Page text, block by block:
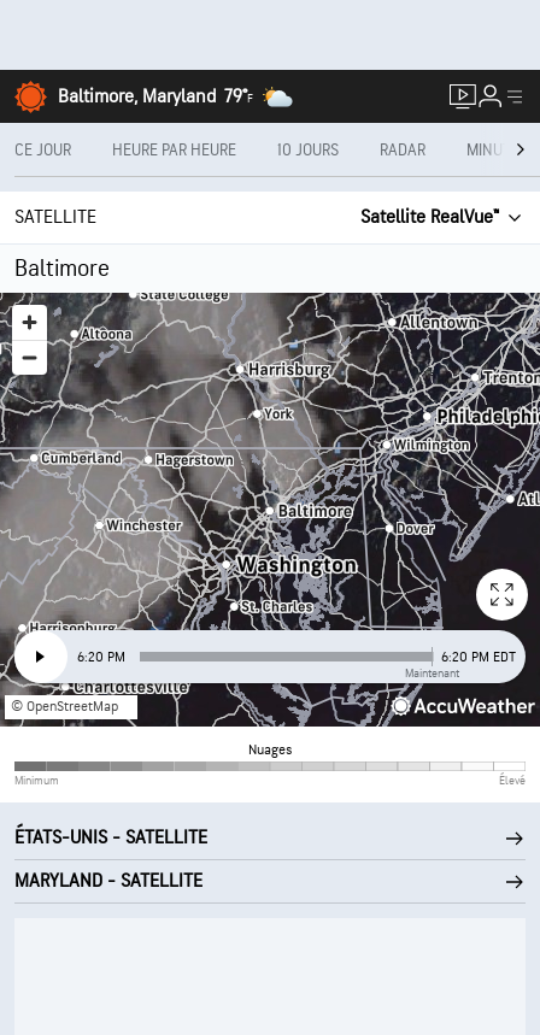
Baltimore, Maryland 79°F
CE JOUR HEURE PAR HEURE 10 JOURS RADAR
SATELLITE Satellite RealVue™
Baltimore
6:20 PM
Maintenant
6:20 PM EDT
© OpenStreetMap
Nuages
Minimum Élevé
ÉTATS-UNIS - SATELLITE
MARYLAND - SATELLITE